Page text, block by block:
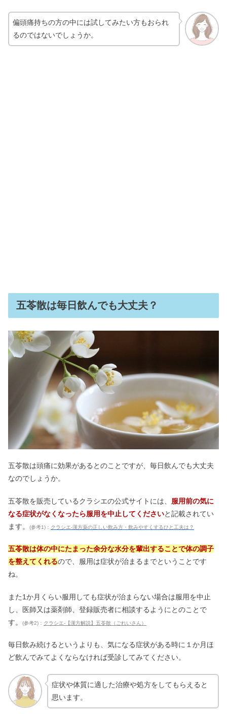
布ナプキンは頭おかしい？やめたのは
漏れるから？効果＆メリットも
偏頭痛持ちの方の中には試してみたい方もおられ
るのではないでしょうか。
五苓散は毎日飲んでも大丈夫？
五苓散は頭痛に効果があるとのことですが、毎日飲んでも大丈夫
なのでしょうか。
五苓散を販売しているクラシエの公式サイトには、 服用前の気に
なる症状がなくなったら服用を中止してくださいと記載されてい
ます。
(参考1)： クラシエ-漢方薬の正しい飲み方・飲みやすくするひと工夫は？
五苓散は体の中にたまった余分な水分を輩出することで体の調子
を整えてくれるので、服用は症状が治まるまでということです
ね。
また1か月くらい服用しても症状が治まらない場合は服用を中止
し、医師又は薬剤師、登録販売者に相談するようにとのことで
す。
(参考2)： クラシエ-【漢方解説】五苓散（ごれいさん）
毎日飲み続けるというよりも、気になる症状がある時に１か月ほ
ど飲んでみてよくならなければ受診してみてください。
症状や体質に適した治療や処方をしてもらえると
思います。